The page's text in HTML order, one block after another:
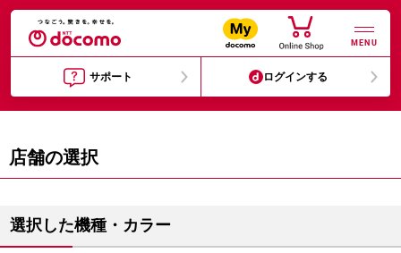
MENU
サポート ログインする
店舗の選択
選択した機種・カラー